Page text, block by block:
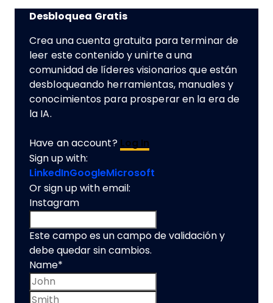
Desbloquea Gratis
Crea una cuenta gratuita para terminar de
leer este contenido y unirte a una
comunidad de líderes visionarios que están
desbloqueando herramientas, manuales y
conocimientos para prosperar en la era de
la IA.
Have an account? Log In
Sign up with:
LinkedInGoogleMicrosoft
Or sign up with email:
Instagram
Este campo es un campo de validación y
debe quedar sin cambios.
Name*